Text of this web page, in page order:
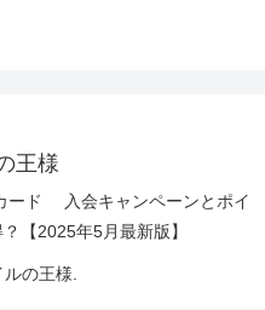
王様
ード 入会キャンペーンとポイ
【2025年5月最新版】
の王様.